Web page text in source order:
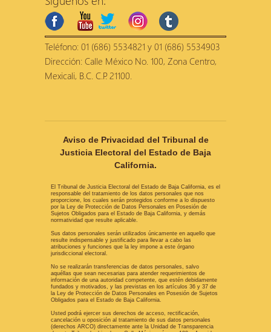
facebookyoutubetwitter
Teléfono: 01 (686) 5534821 y 01 (686) 5534903
Dirección: Calle México No. 100, Zona Centro,
Mexicali, B.C. C.P. 21100.
Aviso de Privacidad del Tribunal de
Justicia Electoral del Estado de Baja
California.
El Tribunal de Justicia Electoral del Estado de Baja California, es el
responsable del tratamiento de los datos personales que nos
proporcione, los cuales serán protegidos conforme a lo dispuesto
por la Ley de Protección de Datos Personales en Posesión de
Sujetos Obligados para el Estado de Baja California, y demás
normatividad que resulte aplicable.
Sus datos personales serán utilizados únicamente en aquello que
resulte indispensable y justificado para llevar a cabo las
atribuciones y funciones que la ley impone a este órgano
jurisdiccional electoral.
No se realizarán transferencias de datos personales, salvo
aquéllas que sean necesarias para atender requerimientos de
información de una autoridad competente, que estén debidamente
fundados y motivados, y las previstas en los artículos 36 y 37 de
la Ley de Protección de Datos Personales en Posesión de Sujetos
Obligados para el Estado de Baja California.
Usted podrá ejercer sus derechos de acceso, rectificación,
cancelación u oposición al tratamiento de sus datos personales
(derechos ARCO) directamente ante la Unidad de Transparencia